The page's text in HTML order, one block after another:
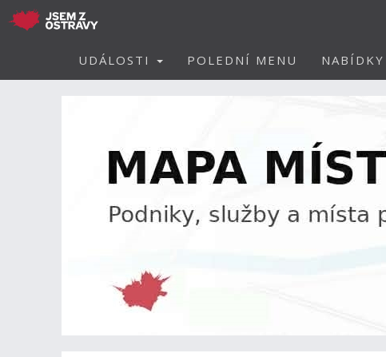
UDÁLOSTI POLEDNÍ MENU